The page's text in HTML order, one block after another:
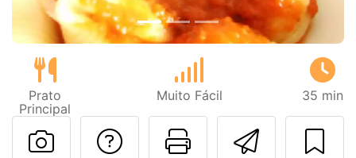
Prato
Principal
Muito Fácil 35 min
Imprima
Falar com o autor